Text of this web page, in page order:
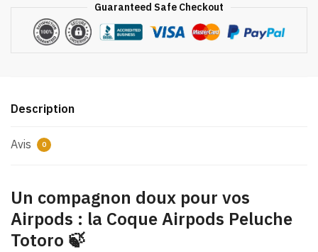
Guaranteed Safe Checkout
Description
Avis 0
Un compagnon doux pour vos
Airpods : la Coque Airpods Peluche
Totoro 🍃